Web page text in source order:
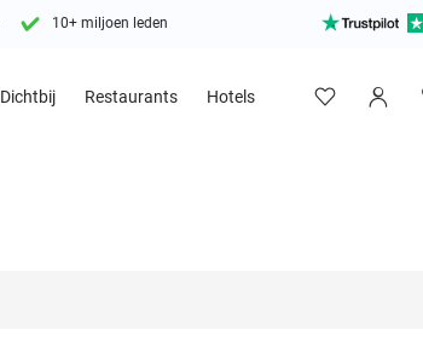
10+ miljoen leden
Dichtbij Restaurants Hotels